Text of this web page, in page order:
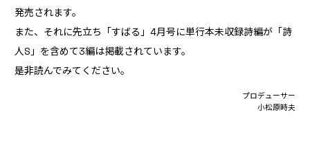
発売されます。
また、それに先立ち「すばる」4月号に単行本未収録詩編が「詩
人S」を含めて3編は掲載されています。
是非読んでみてください。
プロデューサー
小松原時夫